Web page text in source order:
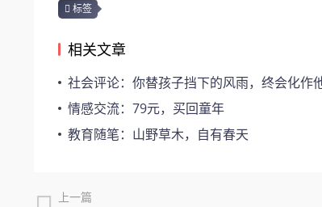
标签
相关文章
社会评论：你替孩子挡下的风雨，终会化作他往
情感交流：79元，买回童年
教育随笔：山野草木，自有春天
上一篇